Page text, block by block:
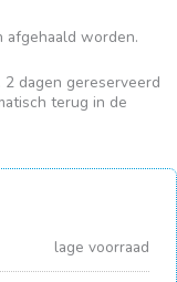
worden.
dagen gereserveerd
terug in de
lage voorraad